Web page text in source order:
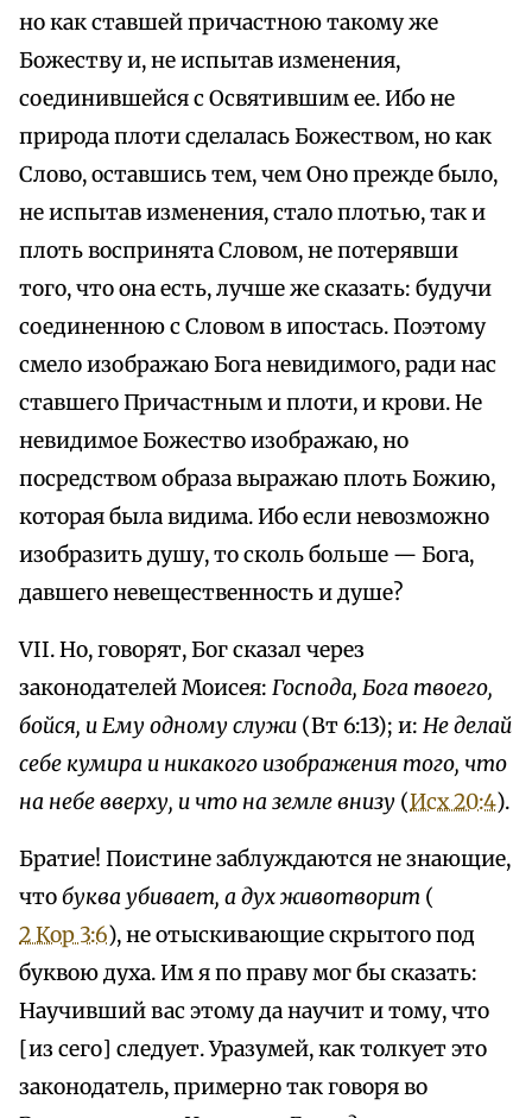
но как ставшей причастною такому же
Божеству и, не испытав изменения,
соединившейся с Освятившим ее. Ибо не
природа плоти сделалась Божеством, но как
Слово, оставшись тем, чем Оно прежде было,
не испытав изменения, стало плотью, так и
плоть воспринята Словом, не потерявши
того, что она есть, лучше же сказать: будучи
соединенною с Словом в ипостась. Поэтому
смело изображаю Бога невидимого, ради нас
ставшего Причастным и плоти, и крови. Не
невидимое Божество изображаю, но
посредством образа выражаю плоть Божию,
которая была видима. Ибо если невозможно
изобразить душу, то сколь больше — Бога,
давшего невещественность и душе?
VII. Но, говорят, Бог сказал через
законодателей Моисея: Господа, Бога твоего,
бойся, и Ему одному служи (Вт 6:13); и: Не делай
себе кумира и никакого изображения того, что
на небе вверху, и что на земле внизу (Исх 20:4).
Братие! Поистине заблуждаются не знающие,
чтобуква убивает, а дух животворит (
2 Кор 3:6), не отыскивающие скрытого под
буквою духа. Им я по праву мог бы сказать:
Научивший вас этому да научит и тому, что
[из сего] следует. Уразумей, как толкует это
законодатель, примерно так говоря во